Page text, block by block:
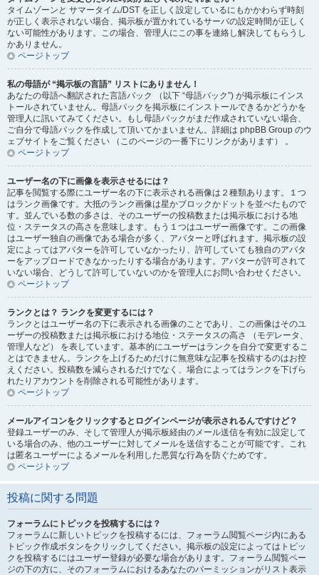
タイムゾーンと サマータイム/DST を正しく設定しているにもかかわらず時刻
が正しく表示されない場合、掲示板が置かれているサーバの設定時間が正しく
ない可能性があります。この場合、管理人にこの事を連絡し解決してもらうし
かありません。
ページトップ
私の母語が “掲示板の言語” リストにありません！
あなたの母語へ翻訳された言語パック （以下 “母語パック”) が掲示板にインス
トールされていません。母語パックを掲示板にインストールできるかどうかを
管理人に訊いてみてください。もし母語パックがまだ作成されていない場合、
ご自分で母語パックを作成して頂いてかまいません。詳細は phpBB Group のウ
ェブサイトをご覧ください （このページの一番下にリンクがあります） 。
ページトップ
ユーザー名の下に画像を表示させるには？
記事を閲覧する際にユーザー名の下に表示される画像は２種類あります。１つ
はランク画像です。大抵のランク画像は星かブロックかドットを並べたもので
す。並んでいる数の多さは、そのユーザーの投稿数または掲示板における地
位・ステータスの高さを意味します。もう１つはユーザー画像です。この画像
はユーザー独自の画像である場合が多く、アバターと呼ばれます。掲示板の設
定によってはアバターを許可していなかったり、許可していても独自のアバタ
ーをアップロードできなかったりする場合があります。アバターが許可されて
いない場合、どうして許可していないのかを管理人にお問い合わせください。
ページトップ
ランクとは？ ランクを変更するには？
ランクとはユーザー名の下に表示される画像のことであり、この画像はそのユ
ーザーの投稿数または掲示板における地位・ステータスの高さ （モデレータ、
管理人など） を表しています。基本的にユーザーはランクを自分で変更するこ
とはできません。ランクを上げるためだけに無意味な記事を投稿するのはお控
えください。投稿数を減らされるだけでなく、場合によってはランクを下げら
れたりアカウントを削除される可能性があります。
ページトップ
メールアイコンをクリックするとログインページが表示されるんですけど？
登録ユーザーのみ、そして管理人が掲示板経由のメール送信を有効に設定して
いる場合のみ、他のユーザーに対してメールを送信することが可能です。これ
は匿名ユーザーによるメールを利用した悪質な行為を防ぐためです。
ページトップ
投稿に関する問題
フォーラムにトピックを投稿するには？
フォーラムに新しいトピックを投稿するには、フォーラム閲覧ページ内にある
トピック作成ボタンをクリックしてください。掲示板の設定によってはトピッ
クを投稿するにはユーザー登録が必要な場合があります。フォーラム閲覧ペー
ジの下の方に、そのフォーラムにおけるあなたのパーミッションがリスト表示